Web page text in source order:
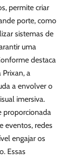
permite criar
porte, como
sistemas de
uma
destaca
Prixan, a
a envolver o
imersiva.
proporcionada
eventos, redes
engajar os
Essas